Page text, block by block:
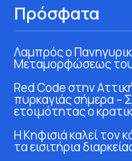
Πρόσφατα
Λαμπρός ο
Μεταμορφώσεως
Red Code στην
πυρκαγιάς σήμερα –
ετοιμότητας ο
Η Κηφισιά καλεί τον
τα εισιτήρια